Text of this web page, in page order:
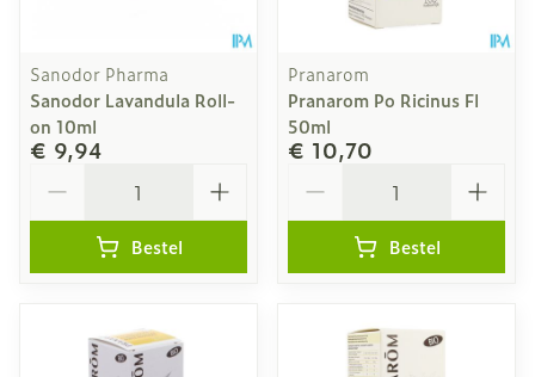
Sanodor Pharma
Sanodor Lavandula Roll-
on 10ml
€ 9,94
Bestel
Pranarom
Pranarom Po Ricinus Fl
50ml
€ 10,70
Bestel